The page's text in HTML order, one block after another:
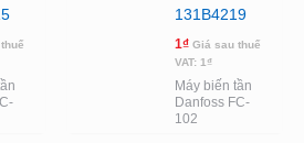
131B4219
1₫ Giá sau thuế
VAT: 1₫
Máy biến tần
Danfoss FC-
102